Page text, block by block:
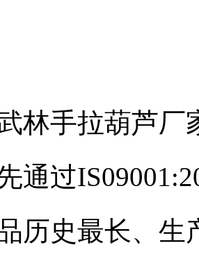
林手拉葫芦厂
通过
历史最长、生